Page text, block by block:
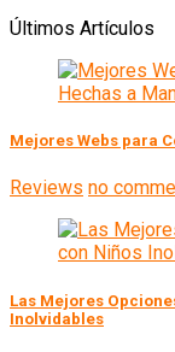
Últimos Artículos
Mejores Webs para
Reviews no
Las Mejores
Inolvidables